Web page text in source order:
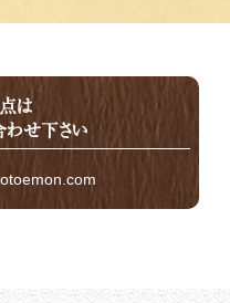
は
わせ下さい